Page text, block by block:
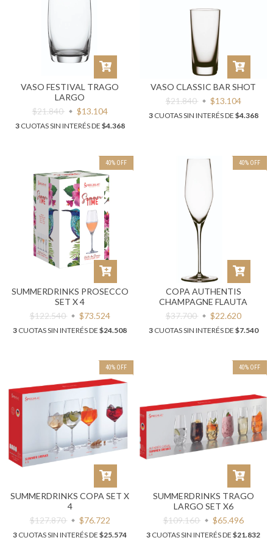
VASO FESTIVAL TRAGO
LARGO
$21.840
$13.104
3CUOTAS SIN INTERÉS DE $4.368
VASO CLASSIC BAR SHOT
$21.840
$13.104
3CUOTAS SIN INTERÉS DE $4.368
40% OFF
SUMMERDRINKS PROSECCO
SET X 4
$122.540
$73.524
3 CUOTAS SIN INTERÉS DE $24.508
40% OFF
COPA AUTHENTIS
CHAMPAGNE FLAUTA
$37.700
$22.620
3CUOTAS SIN INTERÉS DE $7.540
40% OFF
SUMMERDRINKS COPA SET X
4
$127.870
$76.722
3 CUOTAS SIN INTERÉS DE $25.574
40% OFF
SUMMERDRINKS TRAGO
LARGO SET X6
$109.160
$65.496
3 CUOTAS SIN INTERÉS DE $21.832